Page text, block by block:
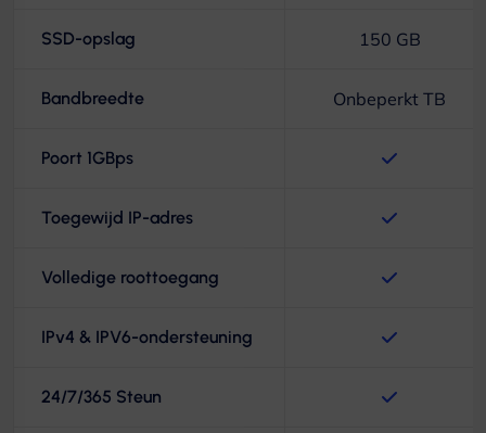
SSD-opslag 150 GB
Bandbreedte Onbeperkt TB
Poort 1GBps
Toegewijd IP-adres
Volledige roottoegang
IPv4 & IPV6-ondersteuning
24/7/365 Steun